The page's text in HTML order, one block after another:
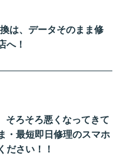
は、データそのまま修
へ！
そろそろ悪くなってきて
・最短即日修理のスマホ
ださい！！